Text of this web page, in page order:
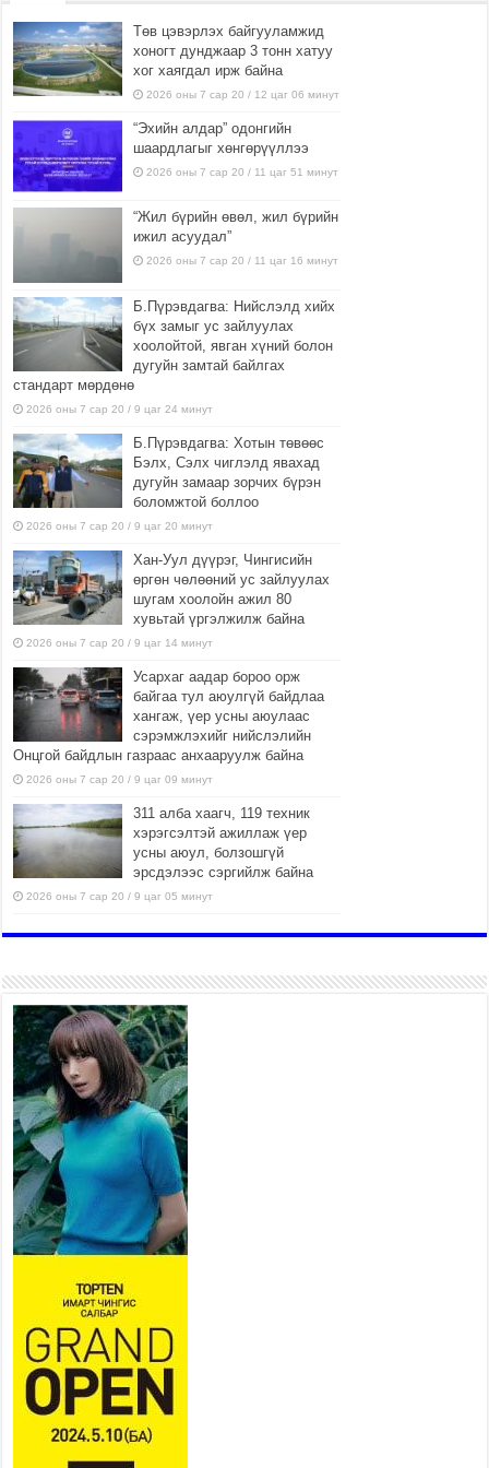
Төв цэвэрлэх байгууламжид
хоногт дунджаар 3 тонн хатуу
хог хаягдал ирж байна
2026 оны 7 сар 20 / 12 цаг 06 минут
“Эхийн алдар” одонгийн
шаардлагыг хөнгөрүүллээ
2026 оны 7 сар 20 / 11 цаг 51 минут
“Жил бүрийн өвөл, жил бүрийн
ижил асуудал”
2026 оны 7 сар 20 / 11 цаг 16 минут
Б.Пүрэвдагва: Нийслэлд хийх
бүх замыг ус зайлуулах
хоолойтой, явган хүний болон
дугуйн замтай байлгах
стандарт мөрдөнө
2026 оны 7 сар 20 / 9 цаг 24 минут
Б.Пүрэвдагва: Хотын төвөөс
Бэлх, Сэлх чиглэлд явахад
дугуйн замаар зорчих бүрэн
боломжтой боллоо
2026 оны 7 сар 20 / 9 цаг 20 минут
Хан-Уул дүүрэг, Чингисийн
өргөн чөлөөний ус зайлуулах
шугам хоолойн ажил 80
хувьтай үргэлжилж байна
2026 оны 7 сар 20 / 9 цаг 14 минут
Усархаг аадар бороо орж
байгаа тул аюулгүй байдлаа
хангаж, үер усны аюулаас
сэрэмжлэхийг нийслэлийн
Онцгой байдлын газраас анхааруулж байна
2026 оны 7 сар 20 / 9 цаг 09 минут
311 алба хаагч, 119 техник
хэрэгсэлтэй ажиллаж үер
усны аюул, болзошгүй
эрсдэлээс сэргийлж байна
2026 оны 7 сар 20 / 9 цаг 05 минут
ЭМГЭНЭЛ
Аяллаа зөв төлөвлөхийг
иргэдэд зөвлөж байна
2026 оны 7 сар 16 / 11 цаг 50 минут
Үер усны болзошгүй аюулаас
сэргийлж, холбогдох
байгууллагууд өндөржүүлсэн
бэлэн байдалд ажиллаж байна
2026 оны 7 сар 15 / 13 цаг 06 минут
Монгол адууны үнэ цэнийг дэлхийд сурталчлах
“Дэлхийн адууны өдөр”-т 15000 морьтон оролцож
байна
2026 оны 7 сар 15 / 11 цаг 51 минут
Шагайн харвааны насанд хүрэгчдийн багийн
төрөлд 106 багийн 848 харваач өрсөлдөж,
шилдгүүд шалгарав
2026 оны 7 сар 15 / 11 цаг 45 минут
Үндэсний их баяр наадмын сур харвааны
шагналыг нийслэлийн Засаг дарга бөгөөд
Улаанбаатар хотын Захирагч Б.Пүрэвдагва
гардууллаа